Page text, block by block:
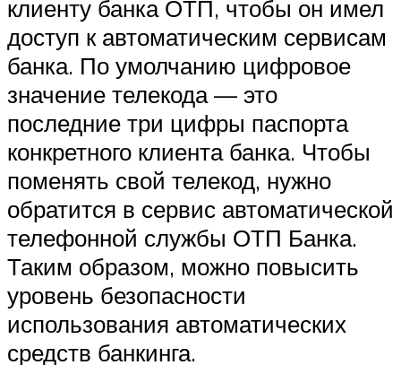
клиенту банка ОТП, чтобы он имел
доступ к автоматическим сервисам
банка. По умолчанию цифровое
значение телекода — это
последние три цифры паспорта
конкретного клиента банка. Чтобы
поменять свой телекод, нужно
обратится в сервис автоматической
телефонной службы ОТП Банка.
Таким образом, можно повысить
уровень безопасности
использования автоматических
средств банкинга.